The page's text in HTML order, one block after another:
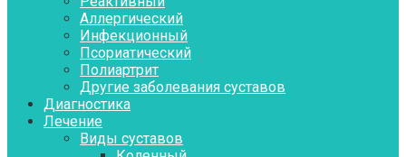
Аллергический
Инфекционный
Псориатический
Полиартрит
Другие заболевания суставов
Диагностика
Лечение
Виды суставов